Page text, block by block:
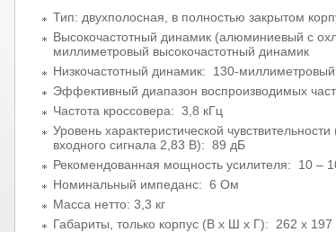
Тип: двухполосная, в полностью закрытом
Высокочастотный динамик (алюминиевый с
миллиметровый высокочастотный динамик
Низкочастотный динамик: 130-миллиметровый
Эффективный диапазон воспроизводимых
Частота кроссовера: 3,8 кГц
Уровень характеристической
входного сигнала 2,83 В): 89 дБ
Рекомендованная мощность усилителя: 10 –
Номинальный импеданс: 6 Ом
Масса нетто: 3,3 кг
Габариты, только корпус (В х Ш х Г): 262 х